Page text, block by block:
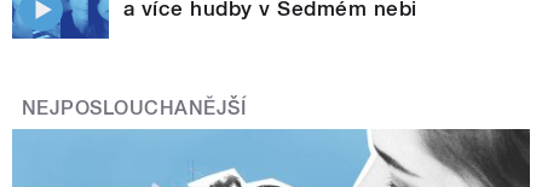
a více hudby v Sedmém nebi
NEJPOSLOUCHANĚJŠÍ